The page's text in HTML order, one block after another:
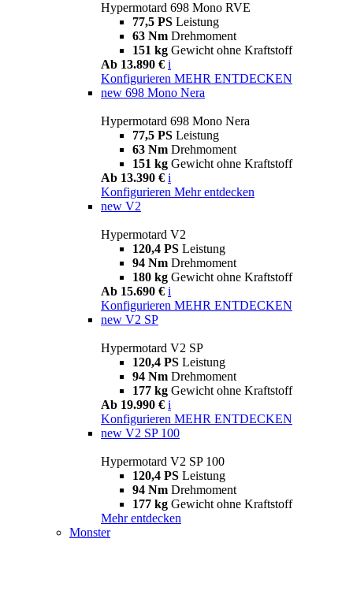
Hypermotard 698 Mono RVE
77,5 PS Leistung
63 Nm Drehmoment
151 kg Gewicht ohne Kraftstoff
Ab 13.890 € i
Konfigurieren MEHR ENTDECKEN
new 698 Mono Nera
Hypermotard 698 Mono Nera
77,5 PS Leistung
63 Nm Drehmoment
151 kg Gewicht ohne Kraftstoff
Ab 13.390 € i
Konfigurieren Mehr entdecken
new V2
Hypermotard V2
120,4 PS Leistung
94 Nm Drehmoment
180 kg Gewicht ohne Kraftstoff
Ab 15.690 € i
Konfigurieren MEHR ENTDECKEN
new V2 SP
Hypermotard V2 SP
120,4 PS Leistung
94 Nm Drehmoment
177 kg Gewicht ohne Kraftstoff
Ab 19.990 € i
Konfigurieren MEHR ENTDECKEN
new V2 SP 100
Hypermotard V2 SP 100
120,4 PS Leistung
94 Nm Drehmoment
177 kg Gewicht ohne Kraftstoff
Mehr entdecken
Monster